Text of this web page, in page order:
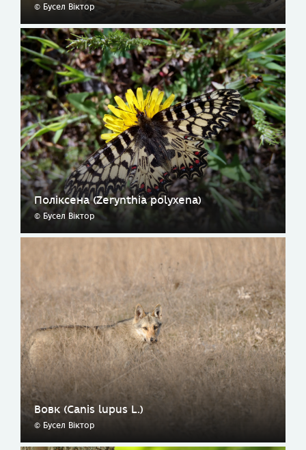
© Бусел Віктор
Поліксена (Zerynthia polyxena)
© Бусел Віктор
Вовк (Canis lupus L.)
© Бусел Віктор